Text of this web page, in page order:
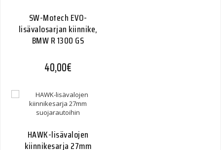
SW-Motech EVO-
lisävalosarjan kiinnike,
BMW R 1300 GS
40,00€
HAWK-lisävalojen
kiinnikesarja 27mm